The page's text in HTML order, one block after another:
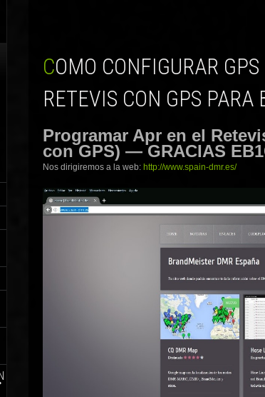
COMO CONFIGURAR GPS EN EL TYTERA 380/390-GPS Y
RETEVIS CON GPS
Programar Apr en el
con GPS) — GRACIAS
Nos dirigiremos a la web: http://www.spain-dmr.es/